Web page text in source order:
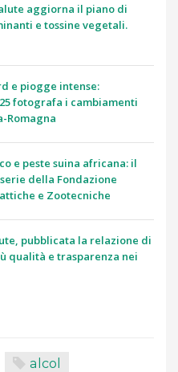
aggiorna il piano di
e tossine vegetali.
e piogge intense:
fotografa i cambiamenti
Romagna
e peste suina africana: il
della Fondazione
e Zootecniche
pubblicata la relazione di
qualità e trasparenza nei
alcol